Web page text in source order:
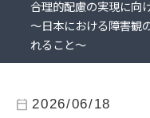
合理的配慮の実現に向
～日本における障害観
れること～
calendar_today 2026/06/18